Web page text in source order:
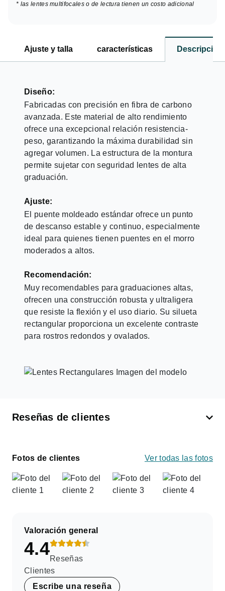
* las lentes multifocales o de lectura tienen un costo adicional
Ajuste y talla características Descripción
Diseño:
Fabricadas con precisión en fibra de carbono
avanzada. Este material de alto rendimiento
ofrece una excepcional relación resistencia-
peso, garantizando la máxima durabilidad sin
agregar volumen. La estructura de la montura
permite sujetar con seguridad lentes de alta
graduación.
Ajuste:
El puente moldeado estándar ofrece un punto
de descanso estable y continuo, especialmente
ideal para quienes tienen puentes en el morro
moderados a altos.
Recomendación:
Muy recomendables para graduaciones altas,
ofrecen una construcción robusta y ultraligera
que resiste la flexión y el uso diario. Su silueta
rectangular proporciona un excelente contraste
para rostros redondos y ovalados.
Reseñas de clientes
Fotos de clientes Ver todas las fotos
Valoración general
4.4Reseñas
Clientes
Escribe una reseña